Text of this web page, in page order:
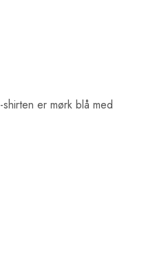
er mørk blå med